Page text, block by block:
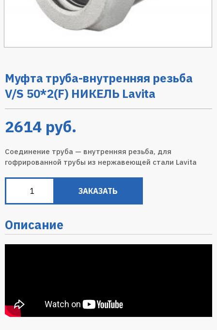
Муфта труба-внутренняя резьба
V/S 50*2(F) НИКЕЛЬ Lavita
2614 руб.
Соединение труба — внутренняя резьба, для
гофрированной трубы из нержавеющей стали Lavita
ЗАКАЗАТЬ
Описание